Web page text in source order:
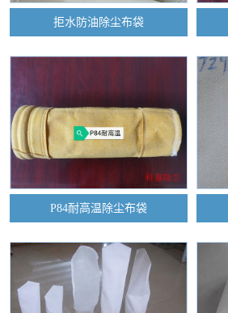
拒水防油除尘布袋
P84耐高温除尘布袋